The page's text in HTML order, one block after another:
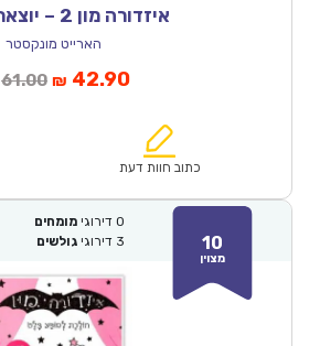
איזדורה מון 2 – יוצאת לנופש
הארייט מונקסטר
61.00המחיר
₪61.00.
₪ 42.90המחיר
הוא:
כתוב חוות דעת
10
מצוין
0 דירוגי מומחים
3 דירוגי גולשים